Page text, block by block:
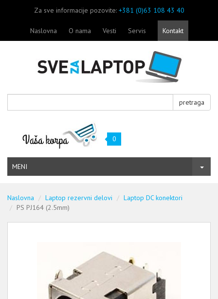
Za sve informacije pozovite: +381 (0)63 108 43 40
Naslovna O nama Vesti Servis Kontakt
pretraga
0
MENI
Naslovna Laptop rezervni delovi
Laptop DC konektori
PS PJ164 (2.5mm)